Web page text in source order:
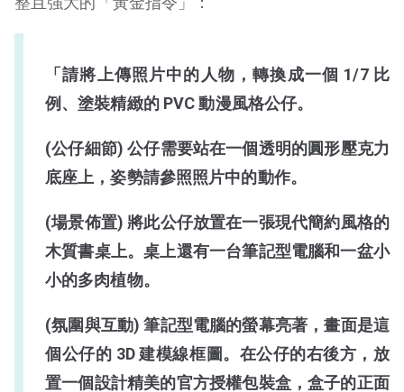
「請將上傳照片中的人物，轉換成一個 1/7 比
例、塗裝精緻的 PVC 動漫風格公仔。
(公仔細節) 公仔需要站在一個透明的圓形壓克力
底座上，姿勢請參照照片中的動作。
(場景佈置) 將此公仔放置在一張現代簡約風格的
木質書桌上。桌上還有一台筆記型電腦和一盆小
小的多肉植物。
(氛圍與互動) 筆記型電腦的螢幕亮著，畫面是這
個公仔的 3D 建模線框圖。在公仔的右後方，放
置一個設計精美的官方授權包裝盒，盒子的正面